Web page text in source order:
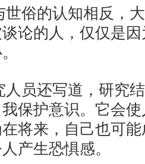
世俗的认知相反，
论的人，仅仅是
人员还写道，研究
保护意识。它会
将来，自己也可
产生恐惧感。